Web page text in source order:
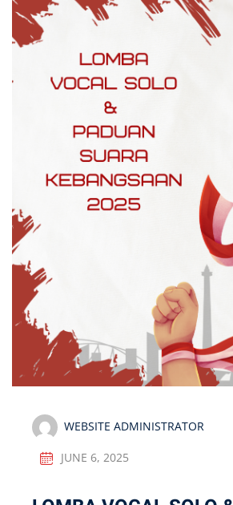
WEBSITE ADMINISTRATOR
JUNE 6, 2025